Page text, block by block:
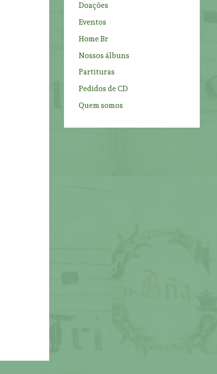
:
Doações
Eventos
Home Br
Nossos álbuns
Partituras
Pedidos de CD
Quem somos